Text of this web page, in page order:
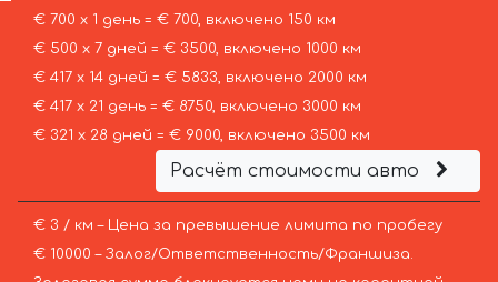
€ 700 х 1 день = € 700, включено 150 км
€ 500 х 7 дней = € 3500, включено 1000 км
€ 417 х 14 дней = € 5833, включено 2000 км
€ 417 х 21 день = € 8750, включено 3000 км
€ 321 х 28 дней = € 9000, включено 3500 км
Расчёт стоимости авто
€ 3 / км – Цена за превышение лимита по пробегу
€ 10000 – Залог/Ответственность/Франшиза.